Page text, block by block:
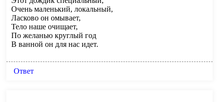
Очень маленький, локальный,
Ласково он омывает,
Тело наше очищает,
По желанью круглый год
В ванной он для нас идет.
Ответ